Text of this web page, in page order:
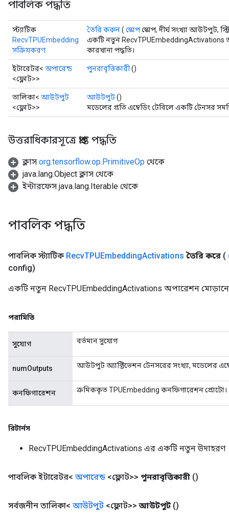
পাবলিক পদ্ধতি
স্ট্যাটিক
RecvTPUEmbedding
সক্রিয়করণ
তৈরি করুন( স্কোপস্কোপ, দীর্ঘ সংখ্যা আউটপুট,
একটি নতুন RecvTPUEmbeddingActivations
কারখানা পদ্ধতি।
ইটারেটর< অপারেন্ড
<ফ্লোট>>
পুনরাবৃত্তিকারী()
তালিকা< আউটপুট
<ফ্লোট>>
আউটপুট()
মডেলের প্রতি এম্বেডিং টেবিলে একটি টেনসর
উত্তরাধিকারসূত্রে প্রাপ্ত পদ্ধতি
ক্লাস org.tensorflow.op.PrimitiveOp থেকে
java.lang.Object ক্লাস থেকে
ইন্টারফেস java.lang.Iterable থেকে
পাবলিক পদ্ধতি
পাবলিক স্ট্যাটিক RecvTPUEmbeddingActivations তৈরি করে (
config)
একটি নতুন RecvTPUEmbeddingActivations অপারেশন মোড়ানো
পরামিতি
সুযোগ বর্তমান সুযোগ
numOutputs আউটপুট অ্যাক্টিভেশন টেনসরের সংখ্যা, মডেলের
কনফিগারেশন ক্রমিককৃত TPUEmbedding কনফিগারেশন প্রোটো।
রিটার্নস
RecvTPUEmbeddingActivations এর একটি নতুন উদাহরণ
পাবলিক ইটারেটর< অপারেন্ড <ফ্লোট>> পুনরাবৃত্তিকারী ()
সর্বজনীন তালিকা< আউটপুট <ফ্লোট>> আউটপুট ()